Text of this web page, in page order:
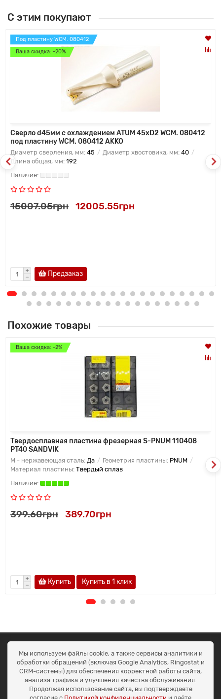
С этим покупают
Под пластину WCM. 080412
Ваша скидка: -20%
Сверло d45мм с охлаждением ATUM 45xD2 WCM. 080412
под пластину WCM. 080412 AKKO
Диаметр сверления, мм: 45 Диаметр хвостовика, мм: 40
Длина общая, мм: 192
15007.05грн 12005.55грн
Предзаказ
Похожие товары
Ваша скидка: -2%
Твердосплавная пластина фрезерная S-PNUM 110408
PT40 SANDVIK
M - нержавеющая сталь: Да Геометрия пластины: PNUM
Материал пластины: Твердый сплав
399.60грн 389.70грн
Купить Купить в 1 клик
ОКЕАН ТРЕЙД
Договір публичної оферти
Доставка та оплата
Наші контакти
Умови повернення
+38 (099) 452-20-02
Мы используем файлы cookie, а также сервисы аналитики и
обработки обращений (включая Google Analytics, Ringostat и
CRM-системы) для обеспечения корректной работы сайта,
анализа трафика и улучшения качества обслуживания.
Продолжая использование сайта, вы подтверждаете